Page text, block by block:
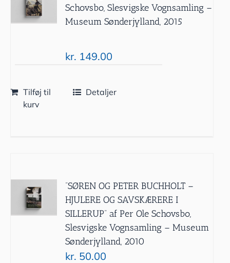
Schovsbo, Slesvigske Vognsamling –
Museum Sønderjylland, 2015
kr. 149.00
Tilføj til
kurv
Detaljer
”SØREN OG PETER BUCHHOLT –
HJULERE OG SAVSKÆRERE I
SILLERUP” af Per Ole Schovsbo,
Slesvigske Vognsamling – Museum
Sønderjylland, 2010
kr. 50.00